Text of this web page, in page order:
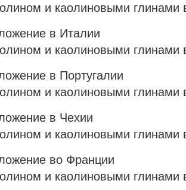
и каолиновыми глинами
в Италии
и каолиновыми глинами
в Португалии
и каолиновыми глинами
в Чехии
и каолиновыми глинами
во Франции
и каолиновыми глинами